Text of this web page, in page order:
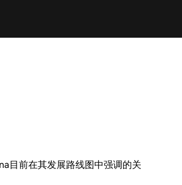
目前在其发展路线图中强调的关